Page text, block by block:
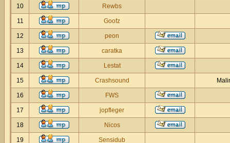
10 Rewbs
11 Goofz
12 peon
13 caratka
14 Lestat
15 Crashsound
16 FWS
17 jopfleger
18 Nicos
19 Sensidub